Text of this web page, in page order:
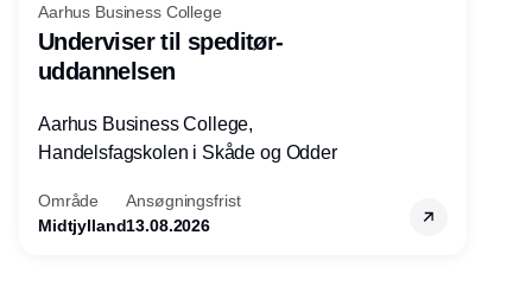
Aarhus Business College
Underviser til speditør-
uddannelsen
Aarhus Business College,
Handelsfagskolen i Skåde og Odder
Område
Midtjylland
Ansøgningsfrist
13.08.2026